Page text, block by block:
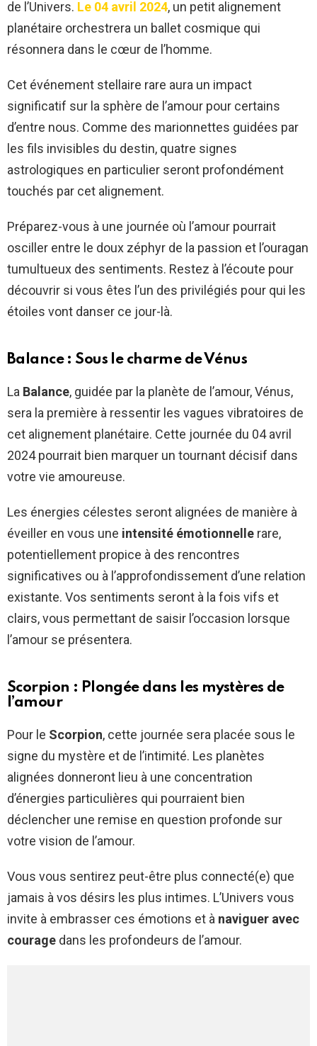
de l’Univers. Le 04 avril 2024, un petit alignement
planétaire orchestrera un ballet cosmique qui
résonnera dans le cœur de l’homme.
Cet événement stellaire rare aura un impact
significatif sur la sphère de l’amour pour certains
d’entre nous. Comme des marionnettes guidées par
les fils invisibles du destin, quatre signes
astrologiques en particulier seront profondément
touchés par cet alignement.
Préparez-vous à une journée où l’amour pourrait
osciller entre le doux zéphyr de la passion et l’ouragan
tumultueux des sentiments. Restez à l’écoute pour
découvrir si vous êtes l’un des privilégiés pour qui les
étoiles vont danser ce jour-là.
Balance : Sous le charme de Vénus
La Balance, guidée par la planète de l’amour, Vénus,
sera la première à ressentir les vagues vibratoires de
cet alignement planétaire. Cette journée du 04 avril
2024 pourrait bien marquer un tournant décisif dans
votre vie amoureuse.
Les énergies célestes seront alignées de manière à
éveiller en vous une intensité émotionnelle rare,
potentiellement propice à des rencontres
significatives ou à l’approfondissement d’une relation
existante. Vos sentiments seront à la fois vifs et
clairs, vous permettant de saisir l’occasion lorsque
l’amour se présentera.
Scorpion : Plongée dans les mystères de
l’amour
Pour le Scorpion, cette journée sera placée sous le
signe du mystère et de l’intimité. Les planètes
alignées donneront lieu à une concentration
d’énergies particulières qui pourraient bien
déclencher une remise en question profonde sur
votre vision de l’amour.
Vous vous sentirez peut-être plus connecté(e) que
jamais à vos désirs les plus intimes. L’Univers vous
invite à embrasser ces émotions et à naviguer avec
courage dans les profondeurs de l’amour.